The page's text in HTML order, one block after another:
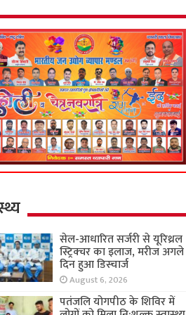
सेल-आधारित सर्जरी से यूरिथ्रल
स्ट्रिक्चर का इलाज, मरीज अगले
दिन हुआ डिस्चार्ज
August 6, 2026
पतंजलि योगपीठ के शिविर में